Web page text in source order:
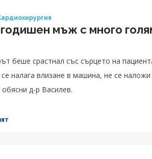
мъж с много
беше срастнал със сърцето на
налага влизане в машина, не се
обясни д-р Василев.